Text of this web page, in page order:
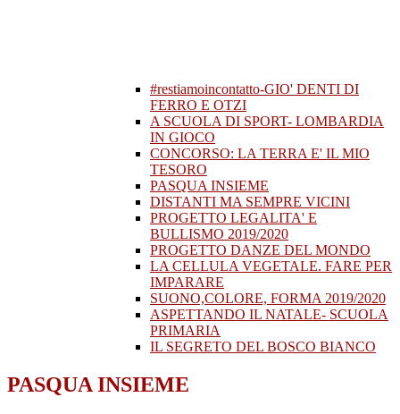
#restiamoincontatto-GIO' DENTI DI
FERRO E OTZI
A SCUOLA DI SPORT- LOMBARDIA
IN GIOCO
CONCORSO: LA TERRA E' IL MIO
TESORO
PASQUA INSIEME
DISTANTI MA SEMPRE VICINI
PROGETTO LEGALITA' E
BULLISMO 2019/2020
PROGETTO DANZE DEL MONDO
LA CELLULA VEGETALE. FARE PER
IMPARARE
SUONO,COLORE, FORMA 2019/2020
ASPETTANDO IL NATALE- SCUOLA
PRIMARIA
IL SEGRETO DEL BOSCO BIANCO
PASQUA INSIEME